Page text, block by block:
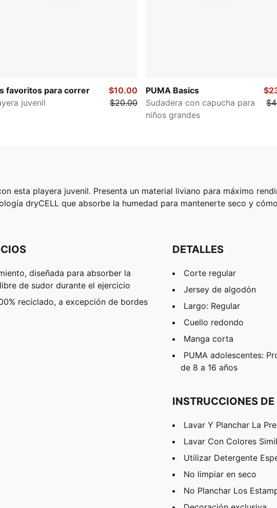
favoritos para correr
juvenil
$10.00
$20.00
PUMA Basics
Sudadera con capucha para
niños grandes
esta playera juvenil. Presenta un material liviano para máximo
dryCELL que absorbe la humedad para mantenerte seco y
diseñada para absorber la
de sudor durante el ejercicio
reciclado, a excepción de bordes
DETALLES
Corte regular
Jersey de algodón
Largo: Regular
Cuello redondo
Manga corta
PUMA adolescentes:
de 8 a 16 años
INSTRUCCIONES
Lavar Y Planchar La
Lavar Con Colores
Utilizar Detergente
No limpiar en seco
No Planchar Los